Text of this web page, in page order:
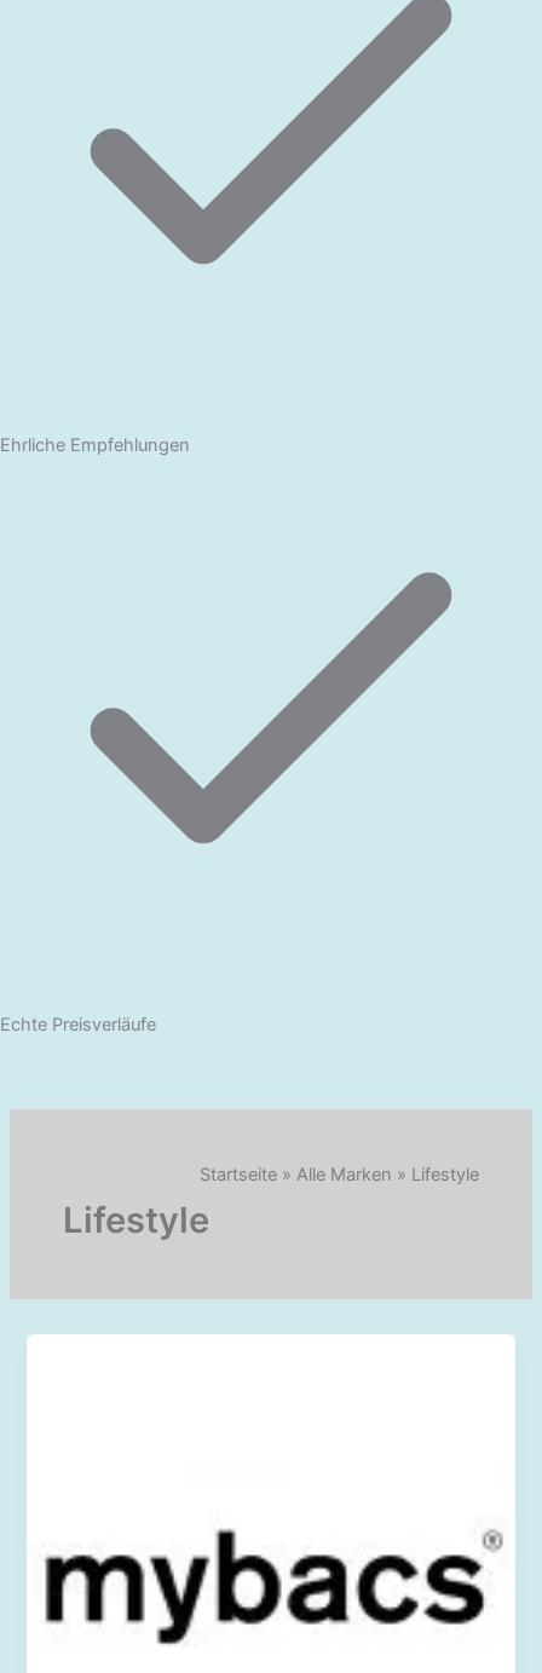
Ehrliche Empfehlungen
Echte Preisverläufe
Startseite »Alle Marken » Lifestyle
Lifestyle